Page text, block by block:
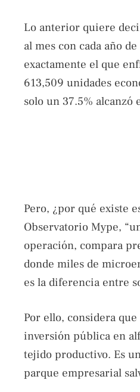
Lo anterior quiere
al mes con cada año
exactamente el que
613,509 unidades
solo un 37.5% alcanzó
Pero, ¿por qué existe
Observatorio Mype,
operación, compara
donde miles de
es la diferencia entre
Por ello, considera
inversión pública en
tejido productivo. Es
parque empresarial